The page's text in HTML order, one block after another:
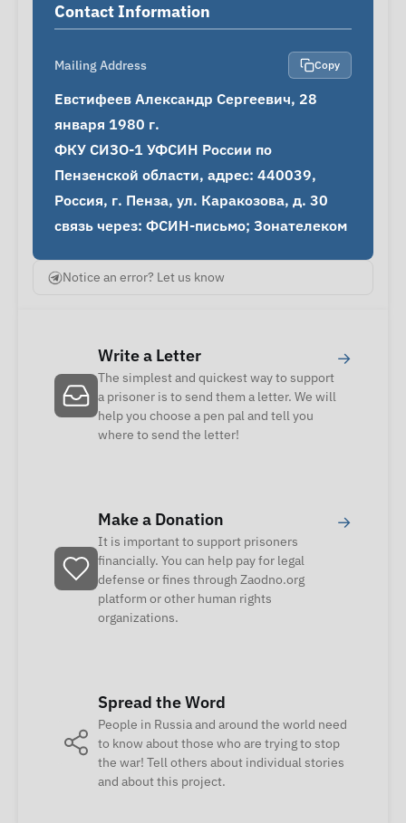
Contact Information
Mailing Address Copy
Евстифеев Александр Сергеевич, 28
января 1980 г.
ФКУ СИЗО-1 УФСИН России по
Пензенской области, адрес: 440039,
Россия, г. Пенза, ул. Каракозова, д. 30
связь через: ФСИН-письмо; Зонателеком
Notice an error? Let us know
Write a Letter
The simplest and quickest way to support
a prisoner is to send them a letter. We will
help you choose a pen pal and tell you
where to send the letter!
→
Make a Donation
It is important to support prisoners
financially. You can help pay for legal
defense or fines through Zaodno.org
platform or other human rights
organizations.
→
Spread the Word
People in Russia and around the world need
to know about those who are trying to stop
the war! Tell others about individual stories
and about this project.